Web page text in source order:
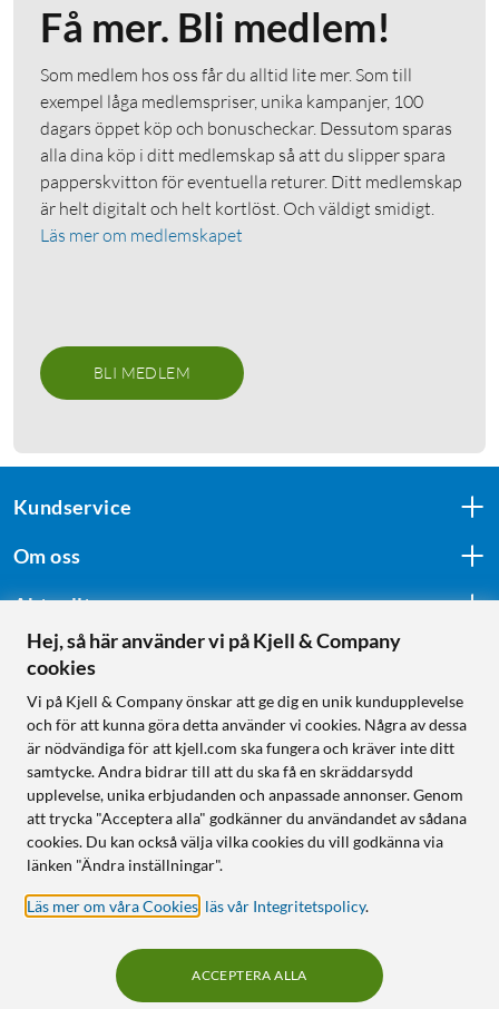
Få mer. Bli medlem!
Som medlem hos oss får du alltid lite mer. Som till
exempel låga medlemspriser, unika kampanjer, 100
dagars öppet köp och bonuscheckar. Dessutom sparas
alla dina köp i ditt medlemskap så att du slipper spara
papperskvitton för eventuella returer. Ditt medlemskap
är helt digitalt och helt kortlöst. Och väldigt smidigt.
Läs mer om medlemskapet
BLI MEDLEM
Kundservice
Om oss
Aktuellt
Följ oss
Handla från:
Sverige
Norge
Hej, så här använder vi på Kjell & Company
cookies
Vi på Kjell & Company önskar att ge dig en unik kundupplevelse
och för att kunna göra detta använder vi cookies. Några av dessa
är nödvändiga för att kjell.com ska fungera och kräver inte ditt
samtycke. Andra bidrar till att du ska få en skräddarsydd
upplevelse, unika erbjudanden och anpassade annonser. Genom
att trycka "Acceptera alla" godkänner du användandet av sådana
cookies. Du kan också välja vilka cookies du vill godkänna via
länken "Ändra inställningar".
Läs mer om våra Cookies läs vår Integritetspolicy.
ACCEPTERA ALLA